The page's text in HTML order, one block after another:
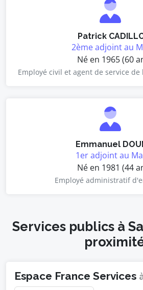
Patrick
2ème adjoint au
Né en 1965 (60
Employé civil et agent de service
Emmanuel
1er adjoint au
Né en 1981 (44
Employé administratif
Services publics à
Espace France Services